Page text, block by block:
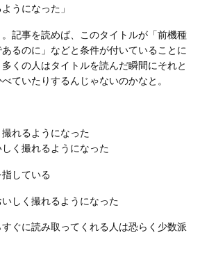
うになった」
記事を読めば、このタイトルが「前機種
るのに」などと条件が付いていることに
くの人はタイトルを読んだ瞬間にそれと
ていたりするんじゃないのかなと。
れるようになった
く撮れるようになった
している
しく撮れるようになった
ぐに読み取ってくれる人は恐らく少数派